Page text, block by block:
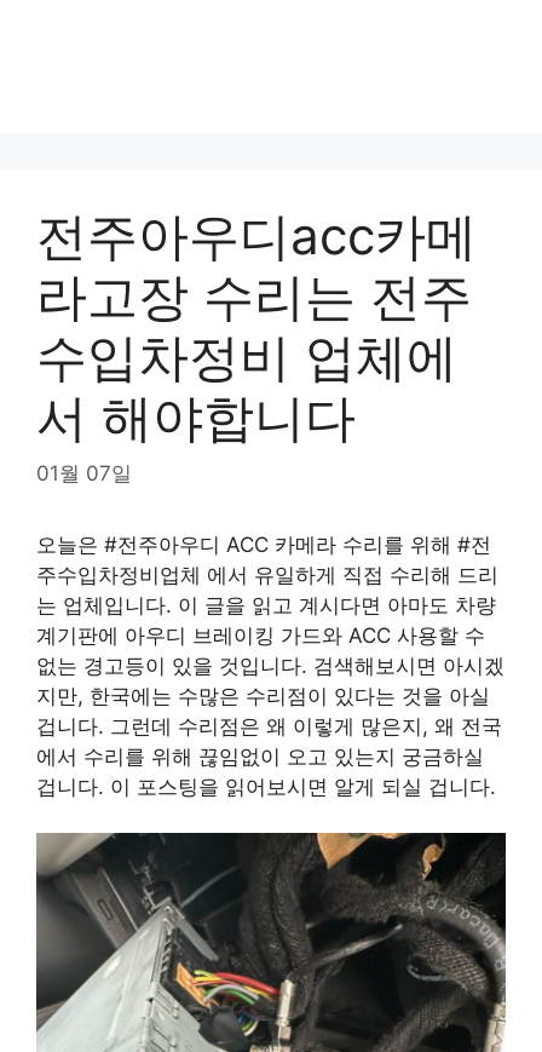
전주아우디acc카메
라고장 수리는 전주
수입차정비 업체에
서 해야합니다
01월 07일
오늘은 #전주아우디 ACC 카메라 수리를 위해 #전
주수입차정비업체 에서 유일하게 직접 수리해 드리
는 업체입니다. 이 글을 읽고 계시다면 아마도 차량
계기판에 아우디 브레이킹 가드와 ACC 사용할 수
없는 경고등이 있을 것입니다. 검색해보시면 아시겠
지만, 한국에는 수많은 수리점이 있다는 것을 아실
겁니다. 그런데 수리점은 왜 이렇게 많은지, 왜 전국
에서 수리를 위해 끊임없이 오고 있는지 궁금하실
겁니다. 이 포스팅을 읽어보시면 알게 되실 겁니다.